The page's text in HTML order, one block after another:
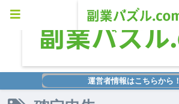
運営者情報はこちらから！